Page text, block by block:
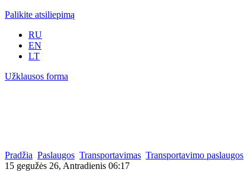
Palikite atsiliepimą
RU
EN
LT
Užklausos forma
Pradžia Paslaugos Transportavimas Transportavimo paslaugos
15 gegužės 26, Antradienis 06:17